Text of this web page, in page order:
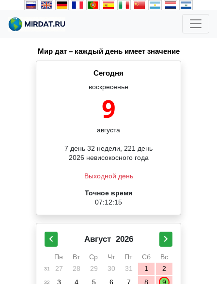
Мир дат – каждый день имеет значение
Сегодня
воскресенье
9
августа
7 день 32 недели, 221 день
2026 невисокосного года
Выходной день
Точное время
07:12:15
Август 2026
Пн Вт Ср Чт Пт Сб Вс
31 27 28 29 30 31 1 2
32 3 4 5 6 7 8 9